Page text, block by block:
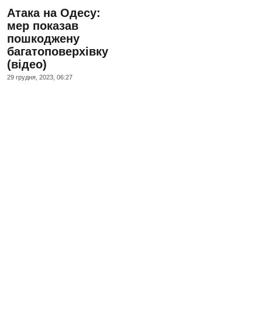
Атака на Одесу:
мер показав
пошкоджену
багатоповерхівку
(відео)
29 грудня, 2023, 06:27